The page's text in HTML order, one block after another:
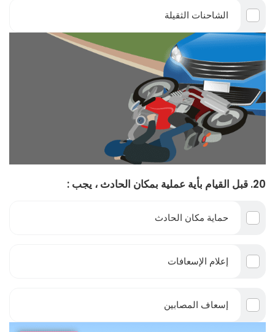
الشاحنات الثقيلة
20. قبل القيام بأية عملية بمكان الحادث ، يجب :
حماية مكان الحادث
إعلام الإسعافات
إسعاف المصابين